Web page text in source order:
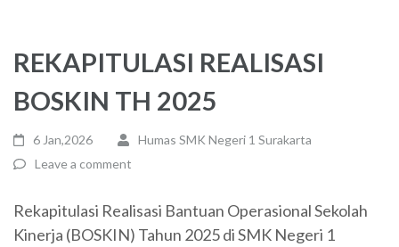
REKAPITULASI REALISASI
BOSKIN TH 2025
6 Jan,2026
Humas SMK Negeri 1 Surakarta
Leave a comment
Rekapitulasi Realisasi Bantuan Operasional Sekolah
Kinerja (BOSKIN) Tahun 2025 di SMK Negeri 1